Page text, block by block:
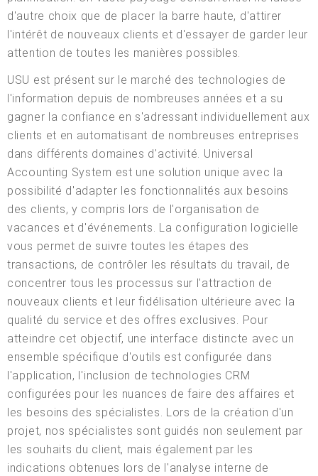
d'autre choix que de placer la barre haute, d'attirer
l'intérêt de nouveaux clients et d'essayer de garder leur
attention de toutes les manières possibles.
USU est présent sur le marché des technologies de
l'information depuis de nombreuses années et a su
gagner la confiance en s'adressant individuellement aux
clients et en automatisant de nombreuses entreprises
dans différents domaines d'activité. Universal
Accounting System est une solution unique avec la
possibilité d'adapter les fonctionnalités aux besoins
des clients, y compris lors de l'organisation de
vacances et d'événements. La configuration logicielle
vous permet de suivre toutes les étapes des
transactions, de contrôler les résultats du travail, de
concentrer tous les processus sur l'attraction de
nouveaux clients et leur fidélisation ultérieure avec la
qualité du service et des offres exclusives. Pour
atteindre cet objectif, une interface distincte avec un
ensemble spécifique d'outils est configurée dans
l'application, l'inclusion de technologies CRM
configurées pour les nuances de faire des affaires et
les besoins des spécialistes. Lors de la création d'un
projet, nos spécialistes sont guidés non seulement par
les souhaits du client, mais également par les
indications obtenues lors de l'analyse interne de